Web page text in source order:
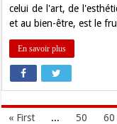
celui de l'art, de
et au bien-être, est le
En savoir plus
« First ... 50 60